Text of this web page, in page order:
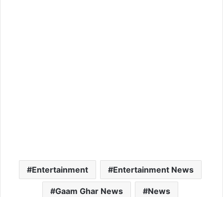
Entertainment Entertainment News
Gaam Ghar News News